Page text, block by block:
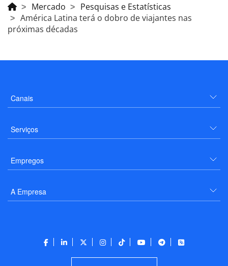
Mercado
Pesquisas e Estatísticas
América Latina terá o dobro de viajantes nas
próximas décadas
Canais
Serviços
Empregos
A Empresa